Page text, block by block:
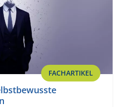
FACHARTIKEL